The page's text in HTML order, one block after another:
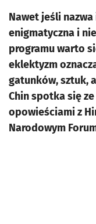
Nawet jeśli
enigmatyczna i
programu warto
eklektyzm
gatunków, sztuk,
Chin spotka się
opowieściami z
Narodowym